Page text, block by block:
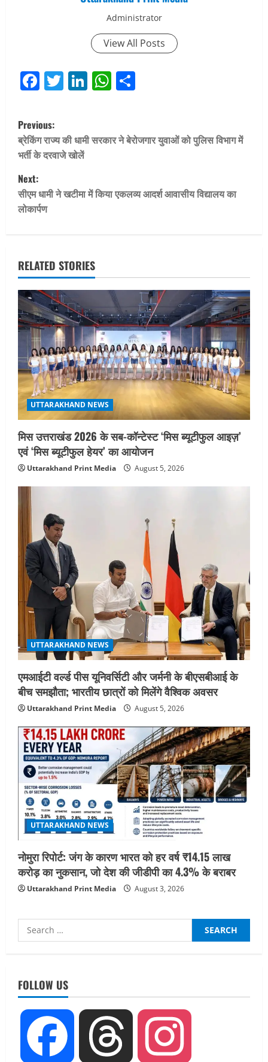
Administrator
View All Posts
Facebook
Twitter
LinkedIn
WhatsApp
P
o
s
t
n
v
i
g
a
t
i
o
n
Previous:
ब्रेकिंग राज्य की धामी सरकार ने बेरोजगार युवाओं को पुलिस विभाग में
भर्ती के दरवाजे खोलें
Next:
सीएम धामी ने खटीमा में किया एकलव्य आदर्श आवासीय विद्यालय का
लोकार्पण
RELATED STORIES
UTTARAKHAND NEWS
मिस उत्तराखंड 2026 के सब-कॉन्टेस्ट ‘मिस ब्यूटीफुल आइज़’
एवं ‘मिस ब्यूटीफुल हेयर’ का आयोजन
Uttarakhand Print Media August 5, 2026
UTTARAKHAND NEWS
एमआईटी वर्ल्ड पीस यूनिवर्सिटी और जर्मनी के बीएसबीआई के
बीच समझौता; भारतीय छात्रों को मिलेंगे वैश्विक अवसर
Uttarakhand Print Media August 5, 2026
UTTARAKHAND NEWS
नोमुरा रिपोर्ट: जंग के कारण भारत को हर वर्ष ₹14.15 लाख
करोड़ का नुकसान, जो देश की जीडीपी का 4.3% के बराबर
Uttarakhand Print Media August 3, 2026
Search
for:
FOLLOW US
Facebook Threads
UTTARAKHAND NEWS
एमआईटी वर्ल्ड पीस यूनिवर्सिटी और जर्मनी के
बीएसबीआई के बीच समझौता; भारतीय छात्रों